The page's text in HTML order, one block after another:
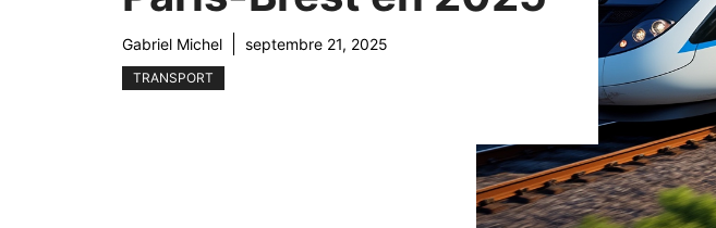
Gabriel Michel septembre 21, 2025
TRANSPORT